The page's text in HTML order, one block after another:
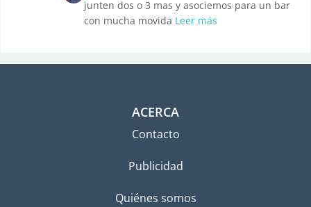
junten dos o 3 mas y asociemos para un bar
con mucha movida Leer más
ACERCA
Contacto
Publicidad
Quiénes somos